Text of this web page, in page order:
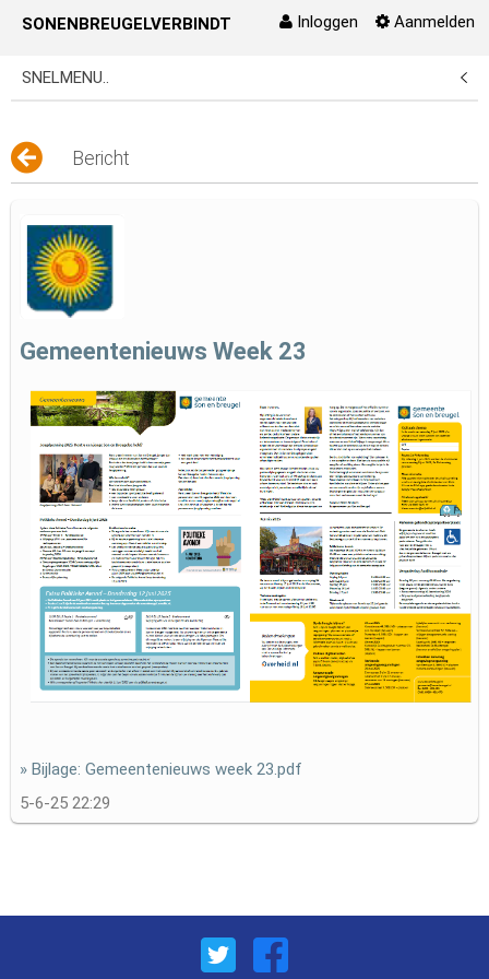
Naar content
Inloggen Aanmelden
SONENBREUGELVERBINDT
SNELMENU..
Bericht
Gemeentenieuws Week 23
» Bijlage: Gemeentenieuws week 23.pdf
5-6-25 22:29